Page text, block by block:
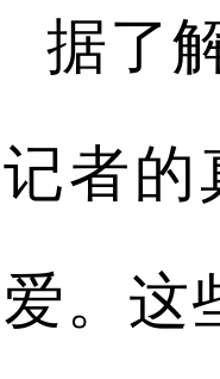
据了
记者的
爱。这